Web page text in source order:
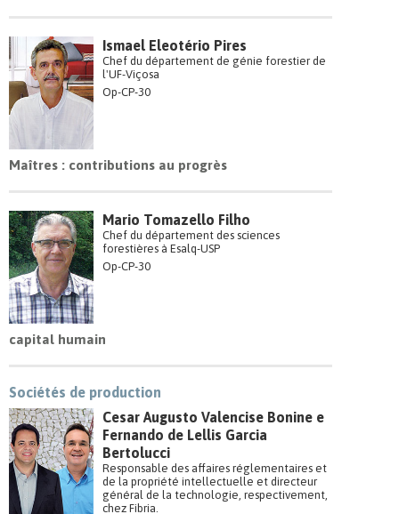
Ismael Eleotério Pires
Chef du département de génie forestier de
l'UF-Viçosa
Op-CP-30
Maîtres : contributions au progrès
Mario Tomazello Filho
Chef du département des sciences
forestières à Esalq-USP
Op-CP-30
capital humain
Sociétés de production
Cesar Augusto Valencise Bonine e
Fernando de Lellis Garcia
Bertolucci
Responsable des affaires réglementaires et
de la propriété intellectuelle et directeur
général de la technologie, respectivement,
chez Fibria.